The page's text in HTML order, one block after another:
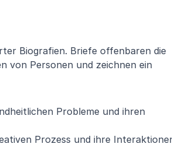
Biografien. Briefe offenbaren die
von Personen und zeichnen ein
Probleme und ihren
Prozess und ihre